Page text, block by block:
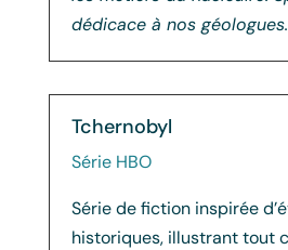
dédicace à nos géologues.
Tchernobyl
Série HBO
Série de fiction inspirée
historiques, illustrant tout